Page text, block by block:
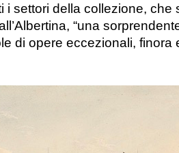
i settori della collezione, che
“una
di opere eccezionali, finora